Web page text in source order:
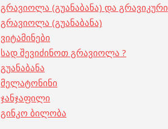
გრავიოლა (გუანაბანა) და გრავიკური
გრავიოლა (გუანაბანა)
ვიტამინები
სად შევიძინოთ გრავიოლა ?
გუანაბანა
მელატონინი
ჯანჯაფილი
გინკო ბილობა